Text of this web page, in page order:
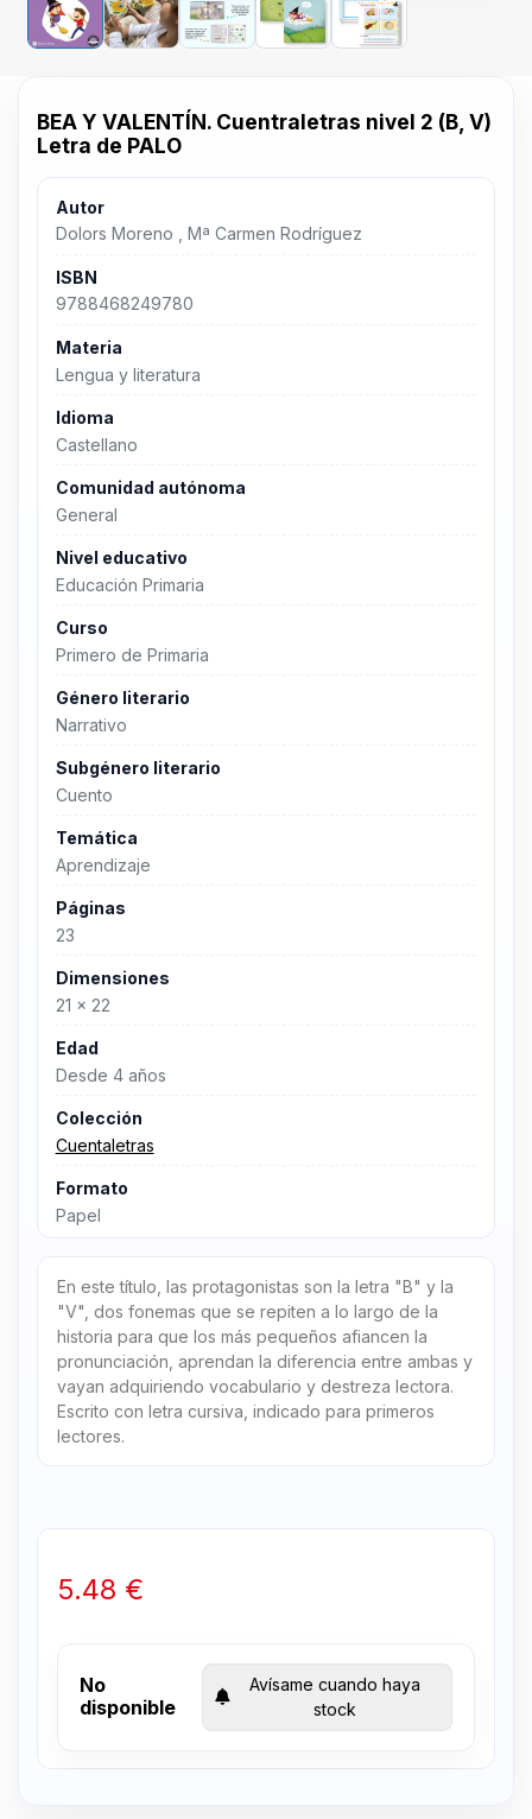
BEA Y VALENTÍN. Cuentraletras nivel 2 (B, V)
Letra de PALO
Autor
Dolors Moreno , Mª Carmen Rodríguez
ISBN
9788468249780
Materia
Lengua y literatura
Idioma
Castellano
Comunidad autónoma
General
Nivel educativo
Educación Primaria
Curso
Primero de Primaria
Género literario
Narrativo
Subgénero literario
Cuento
Temática
Aprendizaje
Páginas
23
Dimensiones
21 x 22
Edad
Desde 4 años
Colección
Cuentaletras
Formato
Papel
En este título, las protagonistas son la letra "B" y la
"V", dos fonemas que se repiten a lo largo de la
historia para que los más pequeños afiancen la
pronunciación, aprendan la diferencia entre ambas y
vayan adquiriendo vocabulario y destreza lectora.
Escrito con letra cursiva, indicado para primeros
lectores.
5.48 €
No
disponible
Avísame cuando haya
stock